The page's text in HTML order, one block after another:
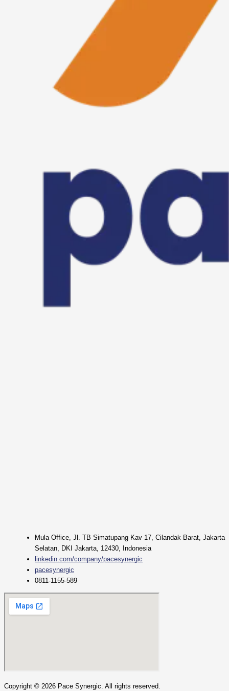
Mula Office, Jl. TB Simatupang Kav 17, Cilandak Barat, Jakarta
Selatan, DKI Jakarta, 12430, Indonesia
linkedin.com/company/pacesynergic
pacesynergic
0811-1155-589
Copyright © 2026 Pace Synergic. All rights reserved.